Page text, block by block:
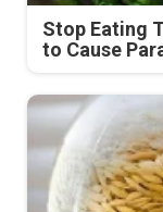
Stop Eating
to Cause